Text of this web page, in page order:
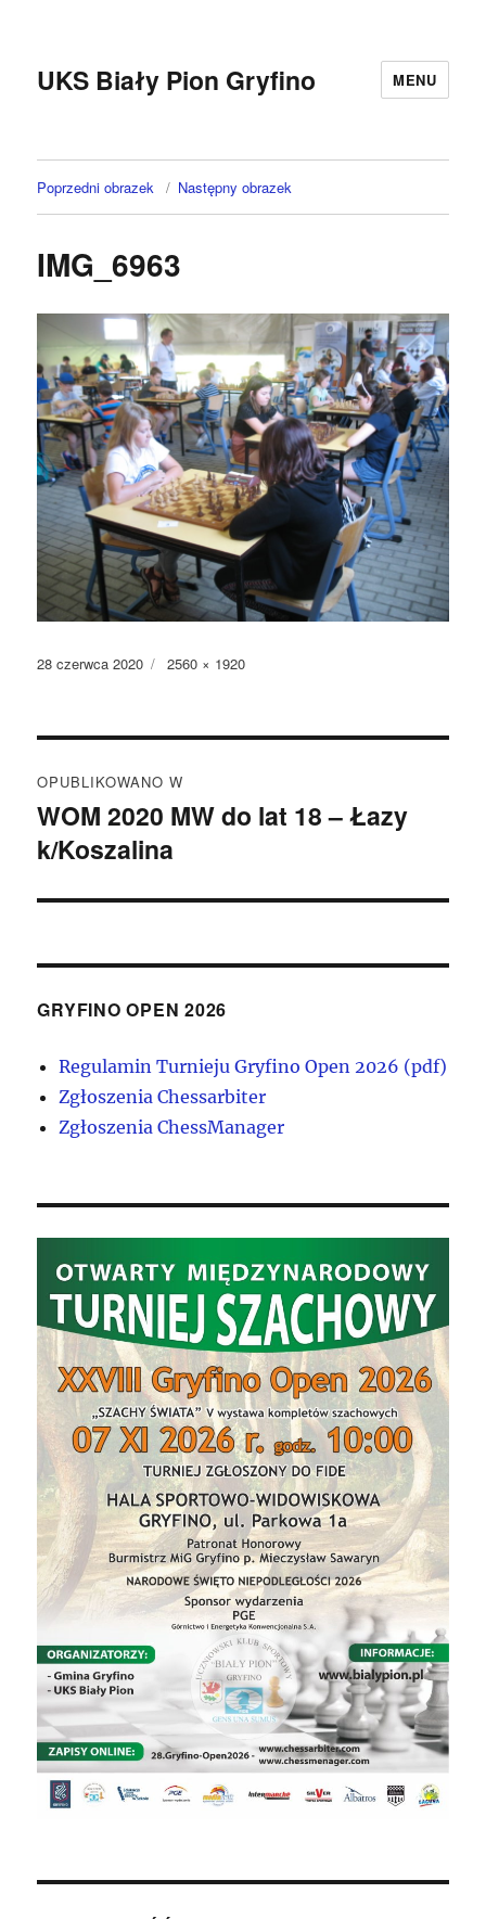
UKS Biały Pion Gryfino MENU
Poprzedni obrazek Następny obrazek
IMG_6963
Data
28 czerwca 2020
Pełny
2560 × 1920
wpisu
OPUBLIKOWANO W
WOM 2020 MW do lat 18 – Łazy
k/Koszalina
GRYFINO OPEN 2026
Regulamin Turnieju Gryfino Open 2026 (pdf)
Zgłoszenia Chessarbiter
Zgłoszenia ChessManager